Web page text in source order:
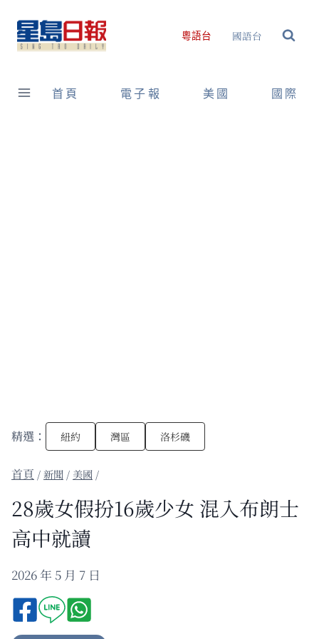
content
粵語台 國語台
首頁 電子報 美國 國際
精選： 紐約 灣區 洛杉磯
/新聞 / 美國 /
28歲女假扮16歲少女 混入布朗士
高中就讀
2026 年 5 月 7 日